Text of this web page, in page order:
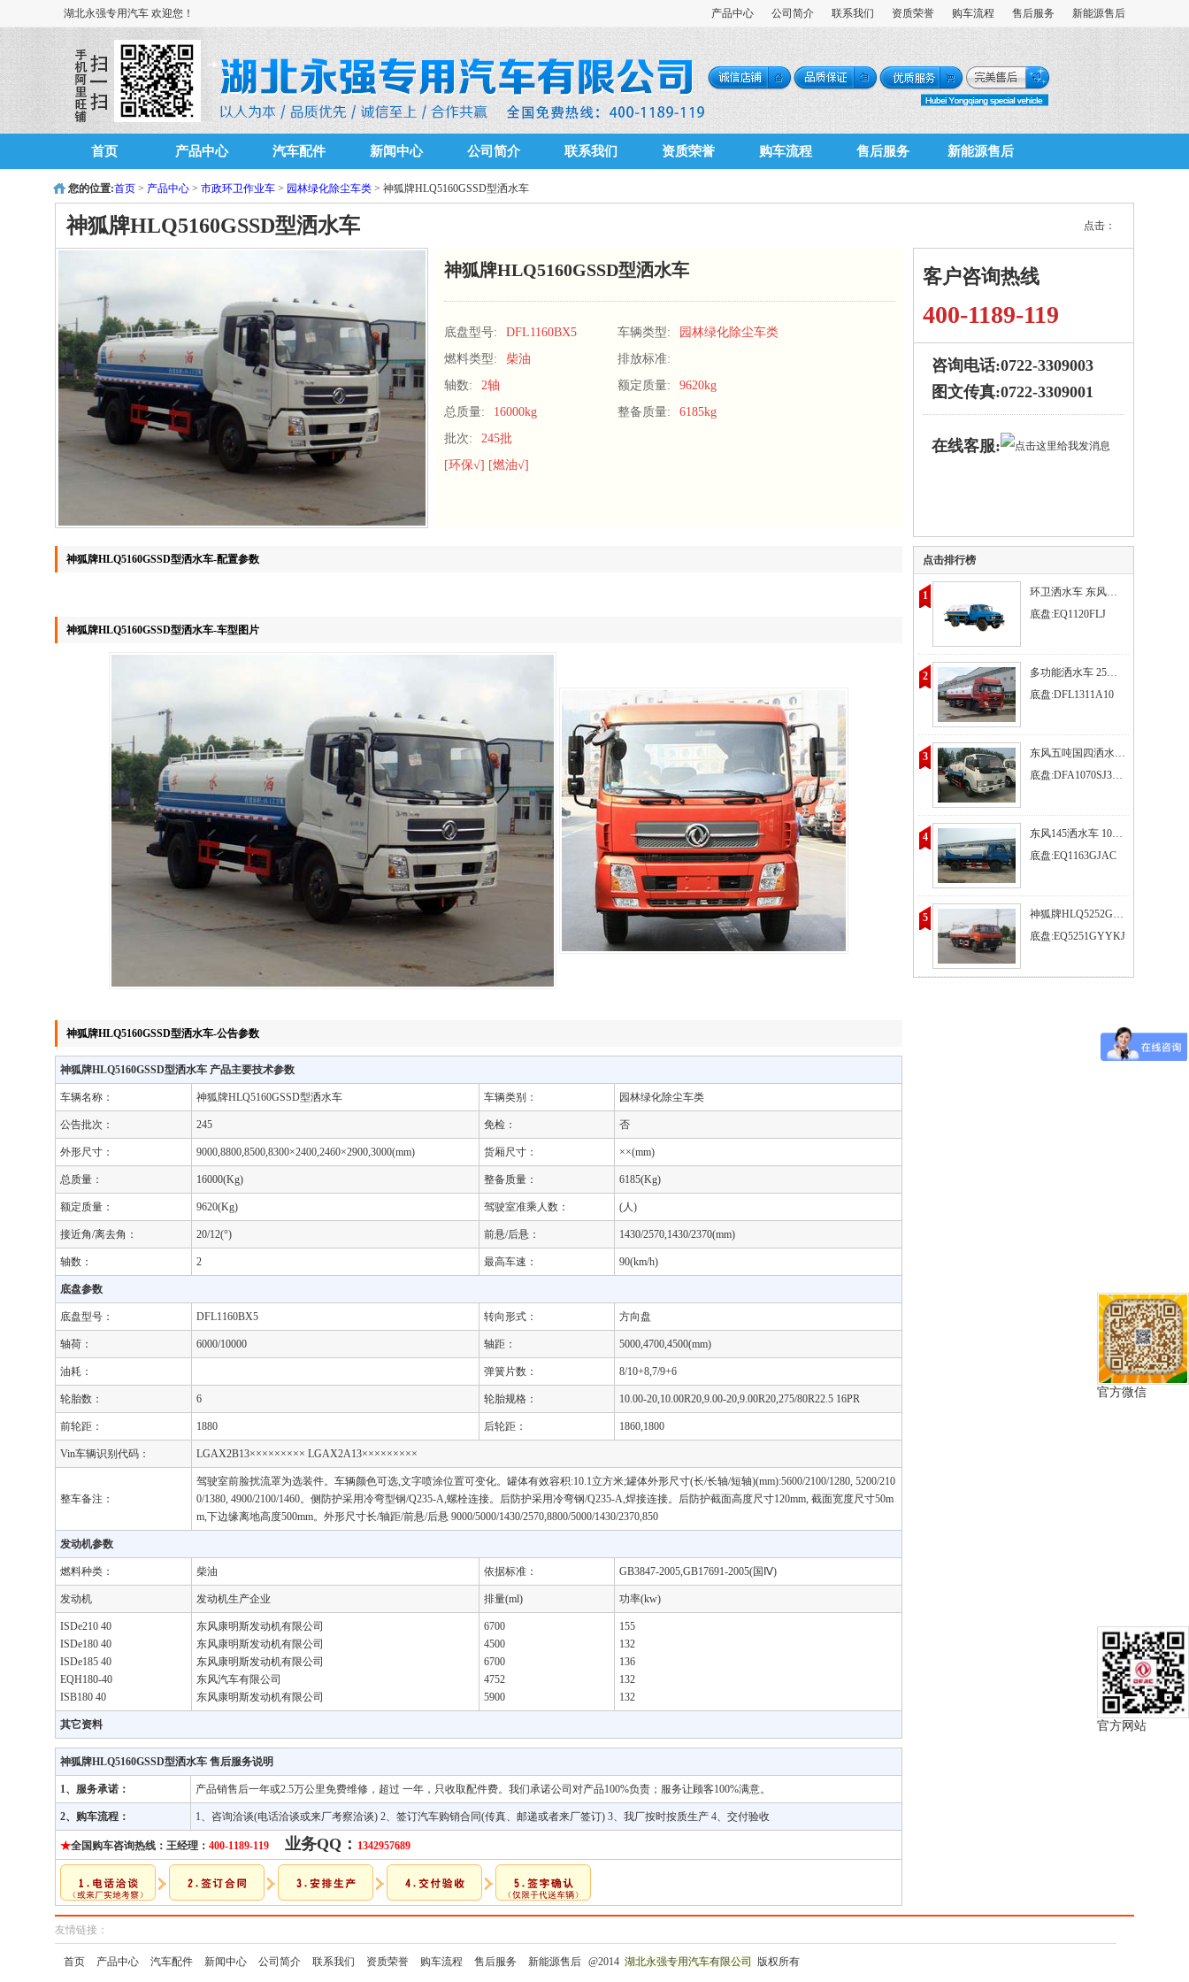
湖北永强专用汽车 欢迎您！ 产品中心 公司简介 联系我们 资质荣誉 购车流程 售后服务 新能源售后
首页 产品中心 汽车配件 新闻中心 公司简介 联系我们 资质荣誉 购车流程 售后服务 新能源售后
您的位置:首页> 产品中心> 市政环卫作业车> 园林绿化除尘车类> 神狐牌HLQ5160GSSD型洒水车
神狐牌HLQ5160GSSD型洒水车 点击：
神狐牌HLQ5160GSSD型洒水车
底盘型号: DFL1160BX5 车辆类型:
园林绿化除尘车类
燃料类型:
柴油
排放标准:
轴数:
2轴 额定质量:
9620kg
总质量:
16000kg 整备质量:
6185kg
批次:
245批
[环保√] [燃油√]
客户咨询热线
400-1189-119
咨询电话:0722-3309003
图文传真:0722-3309001
在线客服:
神狐牌HLQ5160GSSD型洒水车-配置参数
神狐牌HLQ5160GSSD型洒水车-车型图片
神狐牌HLQ5160GSSD型洒水车-公告参数
神狐牌HLQ5160GSSD型洒水车 产品主要技术参数
车辆名称： 神狐牌HLQ5160GSSD型洒水车 车辆类别： 园林绿化除尘车类
公告批次： 245 免检： 否
外形尺寸： 9000,8800,8500,8300×2400,2460×2900,3000(mm) 货厢尺寸： ××(mm)
总质量： 16000(Kg) 整备质量： 6185(Kg)
额定质量： 9620(Kg) 驾驶室准乘人数： (人)
接近角/离去角： 20/12(°) 前悬/后悬： 1430/2570,1430/2370(mm)
轴数： 2 最高车速： 90(km/h)
底盘参数
底盘型号： DFL1160BX5 转向形式： 方向盘
轴荷： 6000/10000 轴距： 5000,4700,4500(mm)
油耗： 弹簧片数： 8/10+8,7/9+6
轮胎数： 6 轮胎规格： 10.00-20,10.00R20,9.00-20,9.00R20,275/80R22.5 16PR
前轮距： 1880 后轮距： 1860,1800
Vin车辆识别代码： LGAX2B13××××××××× LGAX2A13×××××××××
整车备注：
驾驶室前脸扰流罩为选装件。车辆颜色可选,文字喷涂位置可变化。罐体有效容积:10.1立方米;罐体外形尺寸(长/长轴/短轴)(mm):5600/2100/1280, 5200/210
0/1380, 4900/2100/1460。侧防护采用冷弯型钢/Q235-A,螺栓连接。后防护采用冷弯钢/Q235-A,焊接连接。后防护截面高度尺寸120mm, 截面宽度尺寸50m
m,下边缘离地高度500mm。外形尺寸长/轴距/前悬/后悬 9000/5000/1430/2570,8800/5000/1430/2370,850
发动机参数
燃料种类： 柴油 依据标准： GB3847-2005,GB17691-2005(国Ⅳ)
发动机 发动机生产企业 排量(ml) 功率(kw)
ISDe210 40
ISDe180 40
ISDe185 40
EQH180-40
ISB180 40
东风康明斯发动机有限公司
东风康明斯发动机有限公司
东风康明斯发动机有限公司
东风汽车有限公司
东风康明斯发动机有限公司
6700
4500
6700
4752
5900
155
132
136
132
132
其它资料
神狐牌HLQ5160GSSD型洒水车 售后服务说明
1、服务承诺： 产品销售后一年或2.5万公里免费维修，超过 一年，只收取配件费。我们承诺公司对产品100%负责；服务让顾客100%满意。
2、购车流程： 1、咨询洽谈(电话洽谈或来厂考察洽谈) 2、签订汽车购销合同(传真、邮递或者来厂签订) 3、我厂按时按质生产 4、交付验收
★全国购车咨询热线：王经理： 400-1189-119 业务QQ： 1342957689
点击排行榜
1
环卫洒水车 东风尖头140洒水车
底盘:EQ1120FLJ
2
多功能洒水车 25吨绿化洒水车 东风天龙前四后八绿化喷洒车
底盘:DFL1311A10
3
东风五吨国四洒水车（3吨洒水车）
底盘:DFA1070SJ35D6
4
东风145洒水车 10吨洒水车 8吨洒水车 12吨洒水车
底盘:EQ1163GJAC
5
神狐牌HLQ5252GSSE型洒水车
底盘:EQ5251GYYKJ
友情链接：
首页 产品中心 汽车配件 新闻中心 公司简介 联系我们 资质荣誉 购车流程 售后服务 新能源售后 @2014 湖北永强专用汽车有限公司 版权所有
官方微信
官方网站